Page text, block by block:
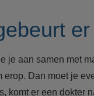
je aan samen met
erop. Dan moet je
komt er een dokter